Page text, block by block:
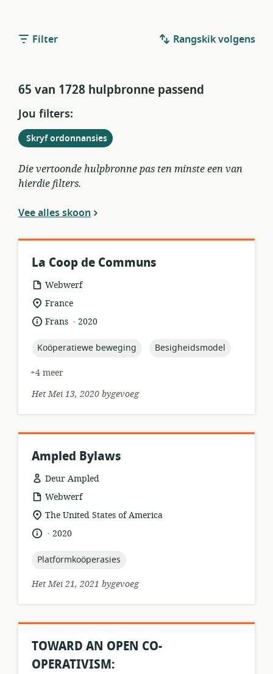
Filter Rangskik volgens
65 van 1728 hulpbronne passend
Jou filters:
Verwyder
Skryf ordonnansiesuit
huidige
filters
Die vertoonde hulpbronne pas ten minste een van
hierdie filters.
Vee alles skoon
La Coop de Communs
hulpbronformaat:
Webwerf
ligging
van
relevansie:
France
taal:Frans .
datum
2020
topic:
Koöperatiewe beweging topic:
Besigheidsmodel
+4 meer
Het Mei 13, 2020 bygevoeg
Ampled Bylaws
Deur Ampled
hulpbronformaat:
Webwerf
ligging
van
relevansie:
The United States of America
taal:.
datum
2020
topic:
Platformkoöperasies
Het Mei 21, 2021 bygevoeg
TOWARD AN OPEN CO-
OPERATIVISM: